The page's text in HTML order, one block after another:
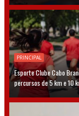
PRINCIPAL
Esporte Clube Cabo
percursos de 5 km e 10